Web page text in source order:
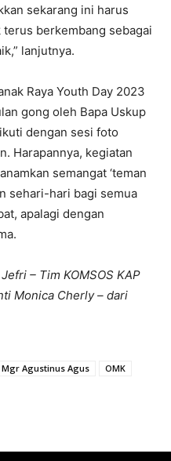
sekarang ini harus
berkembang sebagai
lanjutnya.
Raya Youth Day 2023
gong oleh Bapa Uskup
dengan sesi foto
Harapannya, kegiatan
semangat ‘teman
sehari-hari bagi semua
apalagi dengan
– Tim KOMSOS KAP
Monica Cherly – dari
Mgr Agustinus Agus
OMK